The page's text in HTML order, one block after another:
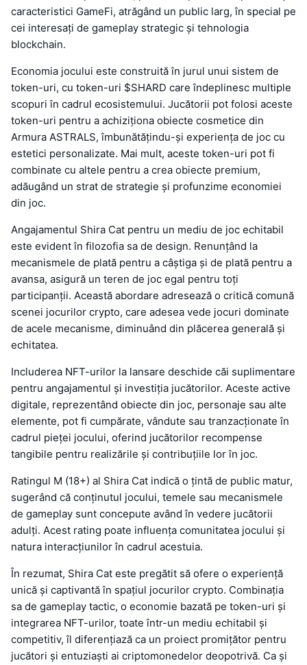
caracteristici GameFi, atrăgând un public larg, în special pe
cei interesați de gameplay strategic și tehnologia
blockchain.
Economia jocului este construită în jurul unui sistem de
token-uri, cu token-uri $SHARD care îndeplinesc multiple
scopuri în cadrul ecosistemului. Jucătorii pot folosi aceste
token-uri pentru a achiziționa obiecte cosmetice din
Armura ASTRALS, îmbunătățindu-și experiența de joc cu
estetici personalizate. Mai mult, aceste token-uri pot fi
combinate cu altele pentru a crea obiecte premium,
adăugând un strat de strategie și profunzime economiei
din joc.
Angajamentul Shira Cat pentru un mediu de joc echitabil
este evident în filozofia sa de design. Renunțând la
mecanismele de plată pentru a câștiga și de plată pentru a
avansa, asigură un teren de joc egal pentru toți
participanții. Această abordare adresează o critică comună
scenei jocurilor crypto, care adesea vede jocuri dominate
de acele mecanisme, diminuând din plăcerea generală și
echitatea.
Includerea NFT-urilor la lansare deschide căi suplimentare
pentru angajamentul și investiția jucătorilor. Aceste active
digitale, reprezentând obiecte din joc, personaje sau alte
elemente, pot fi cumpărate, vândute sau tranzacționate în
cadrul pieței jocului, oferind jucătorilor recompense
tangibile pentru realizările și contribuțiile lor în joc.
Ratingul M (18+) al Shira Cat indică o țintă de public matur,
sugerând că conținutul jocului, temele sau mecanismele
de gameplay sunt concepute având în vedere jucătorii
adulți. Acest rating poate influența comunitatea jocului și
natura interacțiunilor în cadrul acestuia.
În rezumat, Shira Cat este pregătit să ofere o experiență
unică și captivantă în spațiul jocurilor crypto. Combinația
sa de gameplay tactic, o economie bazată pe token-uri și
integrarea NFT-urilor, toate într-un mediu echitabil și
competitiv, îl diferențiază ca un proiect promițător pentru
jucători și entuziaști ai criptomonedelor deopotrivă. Ca și